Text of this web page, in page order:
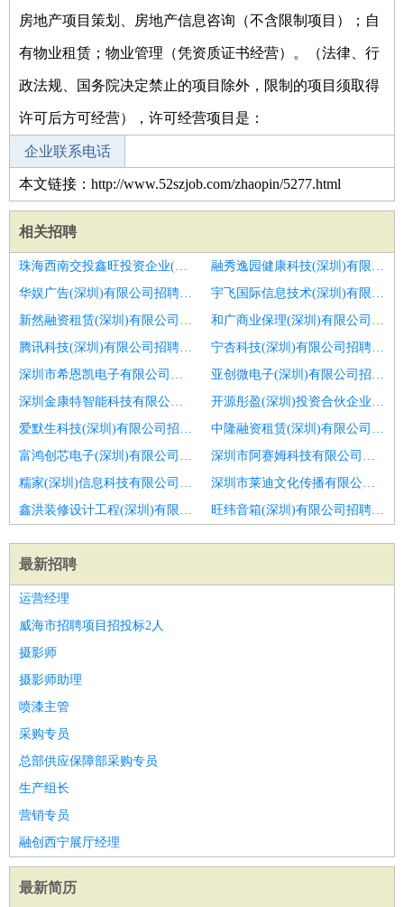
房地产项目策划、房地产信息咨询（不含限制项目）；自
有物业租赁；物业管理（凭资质证书经营）。（法律、行
政法规、国务院决定禁止的项目除外，限制的项目须取得
许可后方可经营），许可经营项目是：
企业联系电话
本文链接：http://www.52szjob.com/zhaopin/5277.html
相关招聘
珠海西南交投鑫旺投资企业(有限合伙)招聘现场项目经理
融秀逸园健康科技(深圳)有限公司招聘ERP
华娱广告(深圳)有限公司招聘项目经理
宇飞国际信息技术(深圳)有限公司招聘项目经理
新然融资租赁(深圳)有限公司招聘项目经理
和广商业保理(深圳)有限公司招聘项目经理
腾讯科技(深圳)有限公司招聘项目经理
宁杏科技(深圳)有限公司招聘项目经理
深圳市希恩凯电子有限公司招聘物业项目经理
亚创微电子(深圳)有限公司招聘储备项目经理
深圳金康特智能科技有限公司招聘通信项目经理
开源彤盈(深圳)投资合伙企业(有限合伙)招聘技术项目经理
爱默生科技(深圳)有限公司招聘项目经理
中隆融资租赁(深圳)有限公司招聘物业管理项目经理
富鸿创芯电子(深圳)有限公司招聘幕墙项目经理
深圳市阿赛姆科技有限公司招聘门窗幕墙项目经理
糯家(深圳)信息科技有限公司招聘高级研发工程师
深圳市莱迪文化传播有限公司招聘现场项目经理
鑫洪装修设计工程(深圳)有限公司招聘门窗项目经理
旺纬音箱(深圳)有限公司招聘项目经理
最新招聘
运营经理
威海市招聘项目招投标2人
摄影师
摄影师助理
喷漆主管
采购专员
总部供应保障部采购专员
生产组长
营销专员
融创西宁展厅经理
最新简历